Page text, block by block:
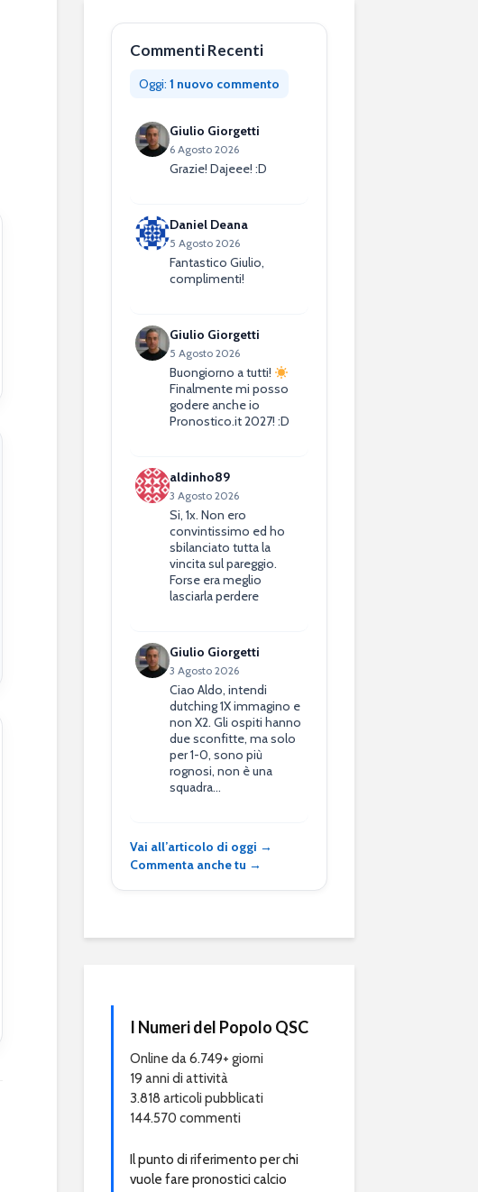
Commenti Recenti
Oggi: 1 nuovo commento
Giulio Giorgetti
6 Agosto 2026
Grazie! Dajeee! :D
Daniel Deana
5 Agosto 2026
Fantastico Giulio,
complimenti!
Giulio Giorgetti
5 Agosto 2026
Buongiorno a tutti!
Finalmente mi posso
godere anche io
Pronostico.it 2027! :D
aldinho89
3 Agosto 2026
Si, 1x. Non ero
convintissimo ed ho
sbilanciato tutta la
vincita sul pareggio.
Forse era meglio
lasciarla perdere
Giulio Giorgetti
3 Agosto 2026
Ciao Aldo, intendi
dutching 1X immagino e
non X2. Gli ospiti hanno
due sconfitte, ma solo
per 1-0, sono più
rognosi, non è una
squadra…
Vai all’articolo di oggi →
Commenta anche tu →
I Numeri del Popolo QSC
Online da 6.749+ giorni
19 anni di attività
3.818 articoli pubblicati
144.570 commenti
Il punto di riferimento per chi
vuole fare pronostici calcio